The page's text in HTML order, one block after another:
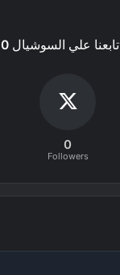
تابعنا علي السوشيال0
0
Followers